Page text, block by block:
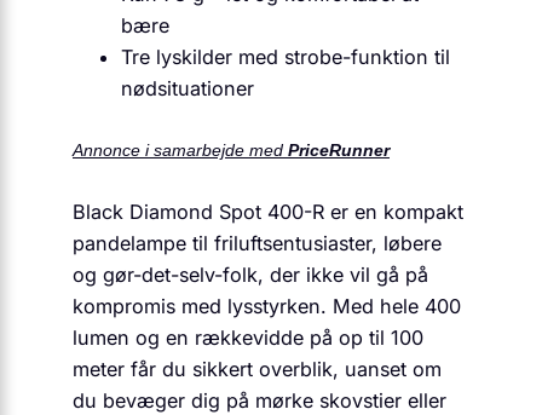
bære
Tre lyskilder med strobe-funktion til
nødsituationer
Annonce i samarbejde med PriceRunner
Black Diamond Spot 400-R er en kompakt
pandelampe til friluftsentusiaster, løbere
og gør-det-selv-folk, der ikke vil gå på
kompromis med lysstyrken. Med hele 400
lumen og en rækkevidde på op til 100
meter får du sikkert overblik, uanset om
du bevæger dig på mørke skovstier eller